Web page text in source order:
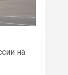
на